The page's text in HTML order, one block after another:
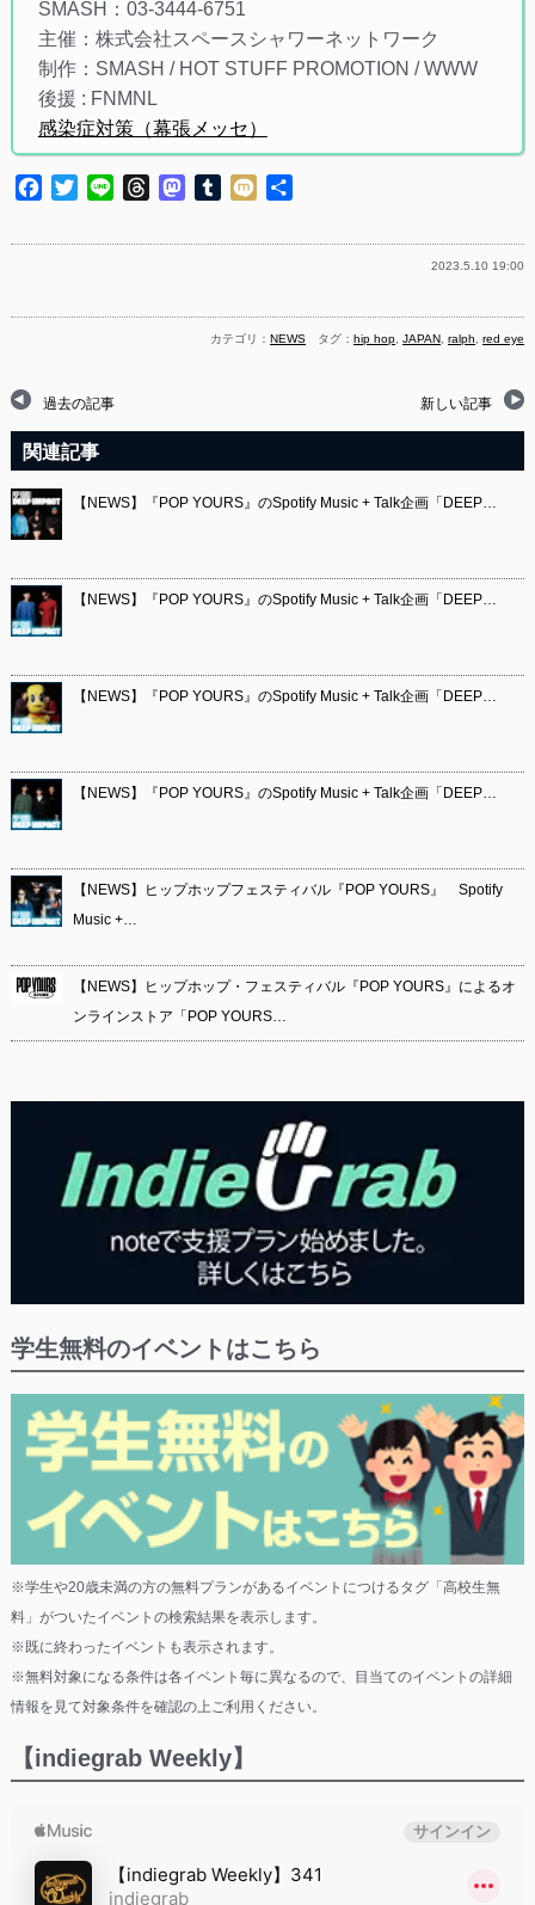
SMASH：03-3444-6751
主催：株式会社スペースシャワーネットワーク
制作：SMASH / HOT STUFF PROMOTION / WWW
後援 : FNMNL
感染症対策（幕張メッセ）
Facebook
TwitterLine ThreadsMastodon
Tumblr
Mixi
2023.5.10 19:00
カテゴリ： NEWS タグ： hip hop,JAPAN,ralph,red eye
過去の記事 新しい記事
関連記事
【NEWS】『POP YOURS』のSpotify Music + Talk企画「DEEP…
【NEWS】『POP YOURS』のSpotify Music + Talk企画「DEEP…
【NEWS】『POP YOURS』のSpotify Music + Talk企画「DEEP…
【NEWS】『POP YOURS』のSpotify Music + Talk企画「DEEP…
【NEWS】ヒップホップフェスティバル『POP YOURS』 Spotify
Music +…
【NEWS】ヒップホップ・フェスティバル『POP YOURS』によるオ
ンラインストア「POP YOURS…
学生無料のイベントはこちら
※学生や20歳未満の方の無料プランがあるイベントにつけるタグ「高校生無
料」がついたイベントの検索結果を表示します。
※既に終わったイベントも表示されます。
※無料対象になる条件は各イベント毎に異なるので、目当てのイベントの詳細
情報を見て対象条件を確認の上ご利用ください。
【indiegrab Weekly】